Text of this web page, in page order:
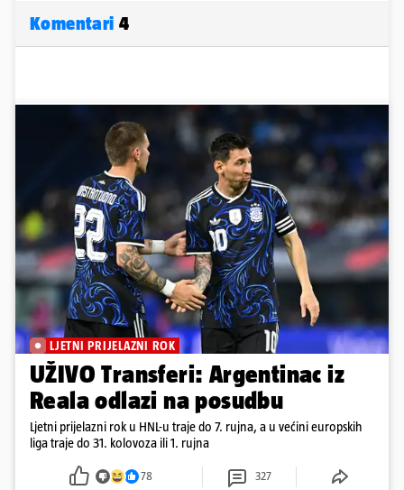
Komentari 4
LJETNI PRIJELAZNI ROK
UŽIVO Transferi: Argentinac iz
Reala odlazi na posudbu
Ljetni prijelazni rok u HNL-u traje do 7. rujna, a u većini europskih
liga traje do 31. kolovoza ili 1. rujna
78 327